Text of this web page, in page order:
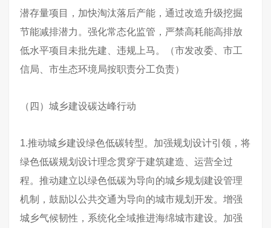
潜存量项目，加快淘汰落后产能，通过改造升级挖掘
节能减排潜力。强化常态化监管，严禁高耗能高排放
低水平项目未批先建、违规上马。（市发改委、市工
信局、市生态环境局按职责分工负责）
（四）城乡建设碳达峰行动
1.推动城乡建设绿色低碳转型。加强规划设计引领，将
绿色低碳规划设计理念贯穿于建筑建造、运营全过
程。推动建立以绿色低碳为导向的城乡规划建设管理
机制，鼓励以公共交通为导向的城市规划开发。增强
城乡气候韧性，系统化全域推进海绵城市建设。加强